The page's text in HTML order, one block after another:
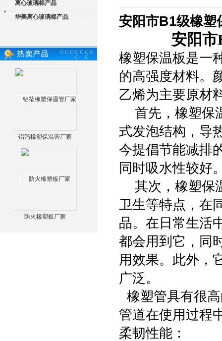
离心玻璃棉产品
华美离心玻璃棉产品
铝箔橡塑保温管厂家
防火橡塑板厂家
安阳市B1级橡塑
安阳市
橡塑保温板是一
的高强度材料。
乙烯为主要原材
首先，橡塑保
式发泡结构，导
今提倡节能减排
同时吸水性较好
其次，橡塑保
卫生等特点，在
品。在日常生活
都会用到它，同
用效果。此外，
广泛。
橡塑管具有很
管道在使用过程
柔韧性能：